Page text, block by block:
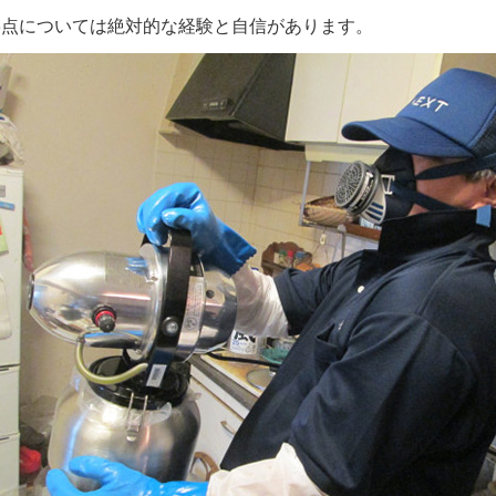
については絶対的な経験と自信があります。